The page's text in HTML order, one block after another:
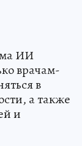
ИИ
врачам-
в
а также
и